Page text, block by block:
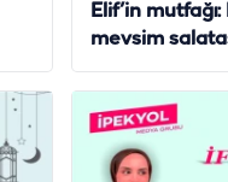
Elif’in
mevsim